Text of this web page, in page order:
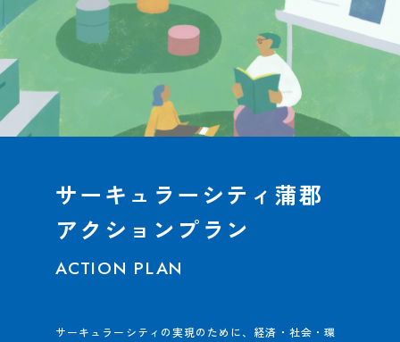
サーキュラーシティ蒲郡
アクションプラン
サーキュラーシティの実現のために、経済・社会・環